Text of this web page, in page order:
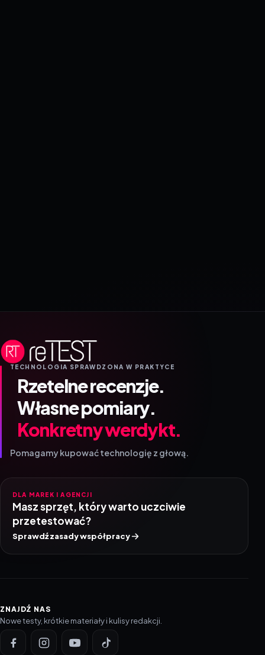
TECHNOLOGIA SPRAWDZONA W PRAKTYCE
Rzetelne recenzje.
Własne pomiary.
Konkretny werdykt.
Pomagamy kupować technologię z głową.
DLA MAREK I AGENCJI
Masz sprzęt, który warto uczciwie
przetestować?
Sprawdź zasady współpracy
ZNAJDŹ NAS
Nowe testy, krótkie materiały i kulisy redakcji.